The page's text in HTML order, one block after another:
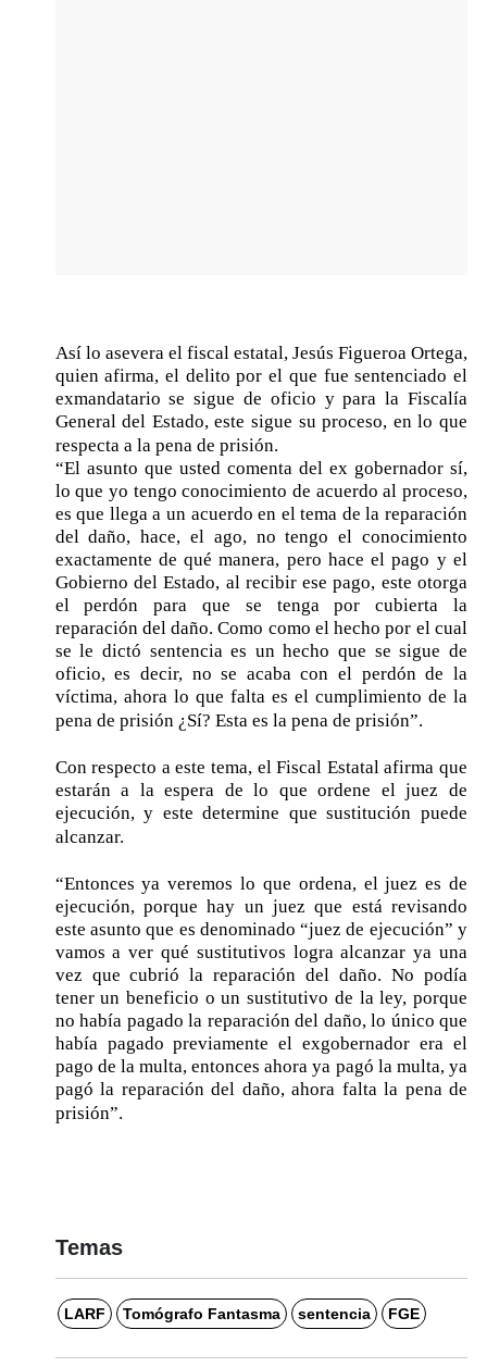
Así lo asevera el fiscal estatal, Jesús Figueroa Ortega,
quien afirma, el delito por el que fue sentenciado el
exmandatario se sigue de oficio y para la Fiscalía
General del Estado, este sigue su proceso, en lo que
respecta a la pena de prisión.
“El asunto que usted comenta del ex gobernador sí,
lo que yo tengo conocimiento de acuerdo al proceso,
es que llega a un acuerdo en el tema de la reparación
del daño, hace, el ago, no tengo el conocimiento
exactamente de qué manera, pero hace el pago y el
Gobierno del Estado, al recibir ese pago, este otorga
el perdón para que se tenga por cubierta la
reparación del daño. Como como el hecho por el cual
se le dictó sentencia es un hecho que se sigue de
oficio, es decir, no se acaba con el perdón de la
víctima, ahora lo que falta es el cumplimiento de la
pena de prisión ¿Sí? Esta es la pena de prisión”.
Con respecto a este tema, el Fiscal Estatal afirma que
estarán a la espera de lo que ordene el juez de
ejecución, y este determine que sustitución puede
alcanzar.
“Entonces ya veremos lo que ordena, el juez es de
ejecución, porque hay un juez que está revisando
este asunto que es denominado “juez de ejecución” y
vamos a ver qué sustitutivos logra alcanzar ya una
vez que cubrió la reparación del daño. No podía
tener un beneficio o un sustitutivo de la ley, porque
no había pagado la reparación del daño, lo único que
había pagado previamente el exgobernador era el
pago de la multa, entonces ahora ya pagó la multa, ya
pagó la reparación del daño, ahora falta la pena de
prisión”.
Temas
LARF Tomógrafo Fantasma sentencia FGE